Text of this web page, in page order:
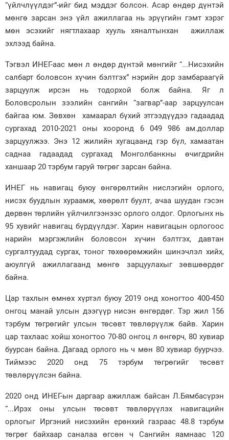
“үйлчлүүлдэг”-ийг бид мэддэг болсон. Асар өндөр дүнтэй
мөнгө зарсан энэ үйл ажиллагаа нь эрүүгийн гэмт хэрэг
мөн эсэхийг нягтлахаар хууль хяналтынхан ажиллаж
эхлээд байна.
Тэгвэл ИНЕГ-аас мөн л өндөр дүнтэй мөнгийг “...Нисэхийн
салбарт боловсон хүчин бэлтгэх” нэрийн дор замбараагүй
зарцуулж ирсэн нь тодорхой болж байна. Яг л
Боловсролын зээлийн сангийн “загвар”-аар зарцуулсан
байгаа юм. Зөвхөн хамаарал бүхий этгээдүүдээ гадаадад
сургахад 2010-2021 оны хооронд 6 049 986 ам.доллар
зарцуулжээ. Энэ 12 жилийн хугацаанд гэр бүл, хамаатан
саднаа гадаадад сургахад Монголбанкны өчигдрийн
ханшаар 20 тэрбум гаруй төгрөг зарсан байна.
ИНЕГ нь навигац буюу өнгөрөлтийн нислэгийн орлого,
нисэх буудлын хураамж, хөөрөлт буулт, ачаа шуудан гэсэн
дөрвөн төрлийн үйлчилгээнээс орлого олдог. Орлогынх нь
95 хувийг навигац бүрдүүлдэг. Харин навигацын орлогоос
нарийн мэргэжлийн боловсон хүчин бэлтгэх, давтан
сургалтуудад сургах, тоног төхөөрөмжийн шинэчлэл хийх,
аюулгүй ажиллагаанд мөнгө зарцуулахыг зөвшөөрдөг
байна.
Цар тахлын өмнөх хүртэл буюу 2019 онд хоногтоо 400-450
онгоц манай улсын дээгүүр нисэн өнгөрдөг. Тэр жил 156
тэрбум төгрөгийг улсын төсөвт төвлөрүүлж байв. Харин
цар тахлаас хойш хоногтоо 70-80 онгоц л өнгөрч, 80 хувиар
буурсан байна. Дагаад орлого нь ч мөн 80 хувиар буурчээ.
Тиймээс 2020 онд 75 тэрбум төгрөгийг төсөвт
төвлөрүүлсэн байна.
2020 онд ИНЕГ-ын даргаар ажиллаж байсан Л.Бямбасүрэн
“...Ирэх оны улсын төсөвт төвлөрүүлэх навигацийн
орлогыг Иргэний нисэхийн ерөнхий газраас 48.8 тэрбум
төгрөг байхаар саналаа өгсөн ч Сангийн яамнаас 120